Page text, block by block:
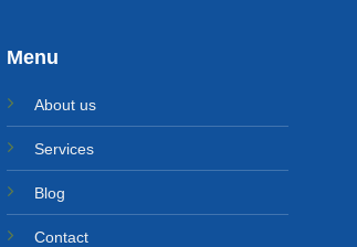
Menu
About us
Services
Blog
Contact